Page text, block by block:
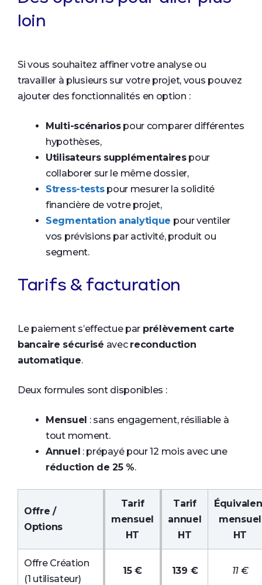
loin
Si vous souhaitez affiner votre analyse ou
travailler à plusieurs sur votre projet, vous pouvez
ajouter des fonctionnalités en option :
Multi-scénariospour comparer différentes
hypothèses,
Utilisateurs supplémentairespour
collaborer sur le même dossier,
Stress-testspour mesurer la solidité
financière de votre projet,
Segmentation analytique pour ventiler
vos prévisions par activité, produit ou
segment.
Tarifs & facturation
Le paiement s’effectue par prélèvement carte
bancaire sécurisé avec reconduction
automatique.
Deux formules sont disponibles :
Mensuel : sans engagement, résiliable à
tout moment.
Annuel : prépayé pour 12 mois avec une
réduction de 25 %.
Offre /
Options
Tarif
mensuel
HT
Tarif
annuel
HT
mensuel
HT
Offre Création
(1 utilisateur)
15 € 139 € 11 €